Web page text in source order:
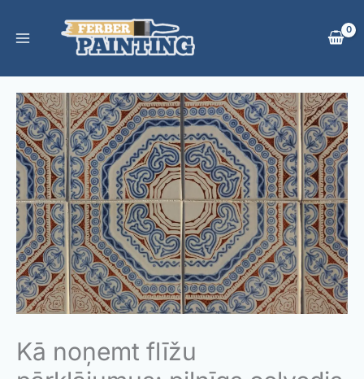
content
Kā noņemt flīžu